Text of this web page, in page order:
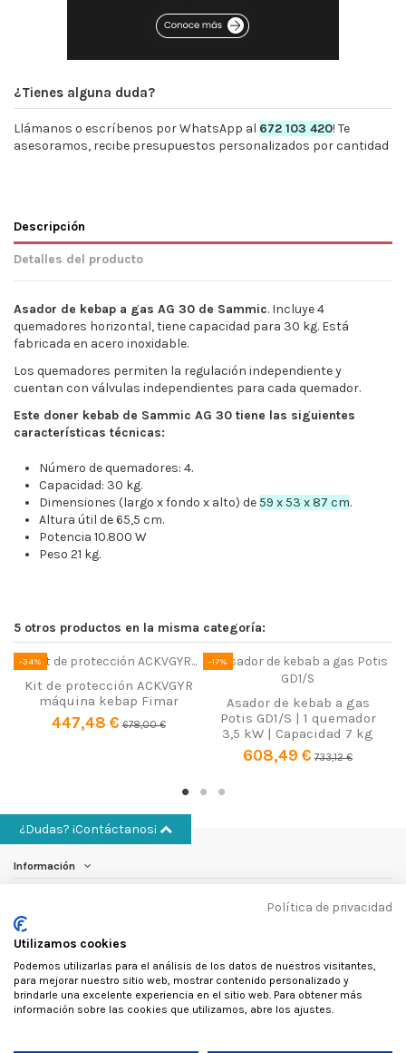
¿Tienes alguna duda?
Llámanos o escríbenos por WhatsApp al 672 103 420! Te
asesoramos, recibe presupuestos personalizados por cantidad
Descripción
Detalles del producto
Asador de kebap a gas AG 30 de Sammic. Incluye 4
quemadores horizontal, tiene capacidad para 30 kg. Está
fabricada en acero inoxidable.
Los quemadores permiten la regulación independiente y
cuentan con válvulas independientes para cada quemador.
Este doner kebab de Sammic AG 30 tiene las siguientes
características técnicas:
Número de quemadores: 4.
Capacidad: 30 kg.
Dimensiones (largo x fondo x alto) de 59 x 53 x 87 cm.
Altura útil de 65,5 cm.
Potencia 10.800 W
Peso 21 kg.
Funcionamiento
Gas
Capacidad
30 kg
Potencia (W)
10.800
21 kg
5 otros productos en la misma categoría:
-34%
Kit de protección ACKVGYR
máquina kebap Fimar
447,48 € 678,00 €
-17%
Asador de kebab a gas
Potis GD1/S | 1 quemador
3,5 kW | Capacidad 7 kg
608,49 € 733,12 €
¿Dudas? ¡Contáctanos¡
Información
Otros
Contáctanos
Política de privacidad
Utilizamos cookies
Podemos utilizarlas para el análisis de los datos de nuestros visitantes,
para mejorar nuestro sitio web, mostrar contenido personalizado y
brindarle una excelente experiencia en el sitio web. Para obtener más
información sobre las cookies que utilizamos, abre los ajustes.